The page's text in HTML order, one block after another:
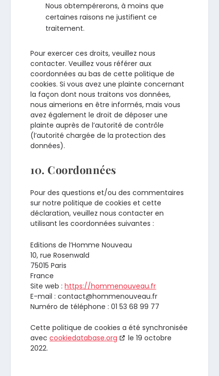
Nous obtempérerons, à moins que
certaines raisons ne justifient ce
traitement.
Pour exercer ces droits, veuillez nous
contacter. Veuillez vous référer aux
coordonnées au bas de cette politique de
cookies. Si vous avez une plainte concernant
la façon dont nous traitons vos données,
nous aimerions en être informés, mais vous
avez également le droit de déposer une
plainte auprès de l’autorité de contrôle
(l’autorité chargée de la protection des
données).
10. Coordonnées
Pour des questions et/ou des commentaires
sur notre politique de cookies et cette
déclaration, veuillez nous contacter en
utilisant les coordonnées suivantes :
Editions de l’Homme Nouveau
10, rue Rosenwald
75015 Paris
France
Site web :https://hommenouveau.fr
E-mail :contact@hommenouveau.fr
Numéro de téléphone : 01 53 68 99 77
Cette politique de cookies a été synchronisée
aveccookiedatabase.org
le 19 octobre
2022.